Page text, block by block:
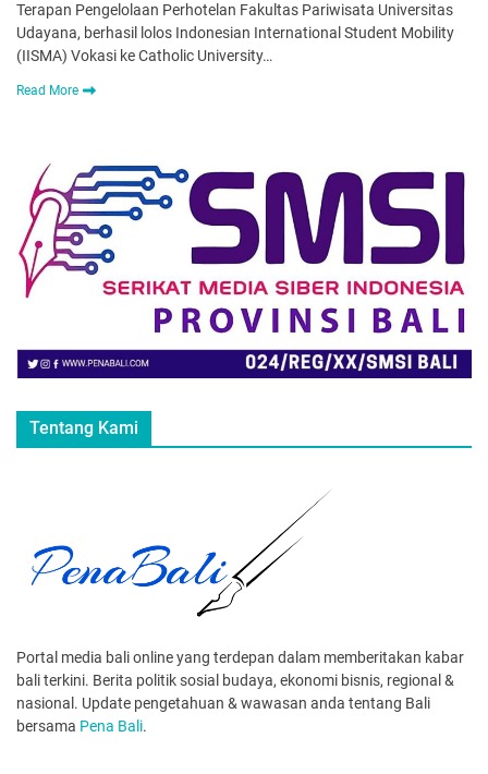
Terapan Pengelolaan Perhotelan Fakultas Pariwisata Universitas
Udayana, berhasil lolos Indonesian International Student Mobility
(IISMA) Vokasi ke Catholic University…
Read More
Tentang Kami
Portal media bali online yang terdepan dalam memberitakan kabar
bali terkini. Berita politik sosial budaya, ekonomi bisnis, regional &
nasional. Update pengetahuan & wawasan anda tentang Bali
bersama Pena Bali.